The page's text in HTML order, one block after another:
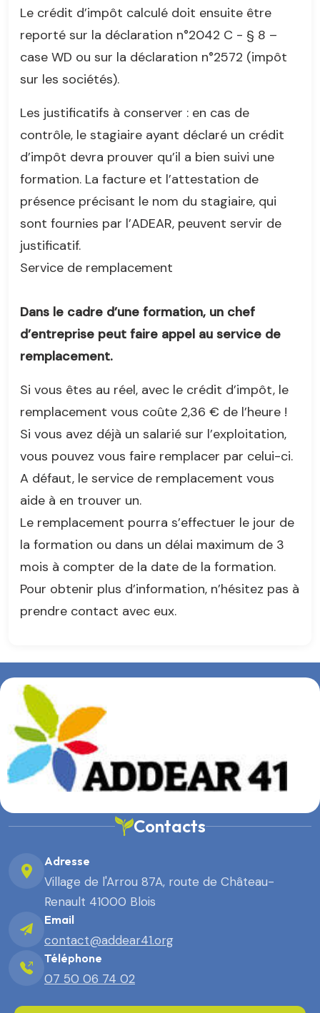
Le crédit d’impôt calculé doit ensuite être
reporté sur la déclaration n°2042 C - § 8 –
case WD ou sur la déclaration n°2572 (impôt
sur les sociétés).
Les justificatifs à conserver : en cas de
contrôle, le stagiaire ayant déclaré un crédit
d’impôt devra prouver qu’il a bien suivi une
formation. La facture et l’attestation de
présence précisant le nom du stagiaire, qui
sont fournies par l’ADEAR, peuvent servir de
justificatif.
Service de remplacement
Dans le cadre d’une formation, un chef
d’entreprise peut faire appel au service de
remplacement.
Si vous êtes au réel, avec le crédit d’impôt, le
remplacement vous coûte 2,36 € de l’heure !
Si vous avez déjà un salarié sur l’exploitation,
vous pouvez vous faire remplacer par celui-ci.
A défaut, le service de remplacement vous
aide à en trouver un.
Le remplacement pourra s’effectuer le jour de
la formation ou dans un délai maximum de 3
mois à compter de la date de la formation.
Pour obtenir plus d’information, n’hésitez pas à
prendre contact avec eux.
Contacts
Adresse
Village de l'Arrou 87A, route de Château-
Renault 41000 Blois
Email
contact@addear41.org
Téléphone
07 50 06 74 02